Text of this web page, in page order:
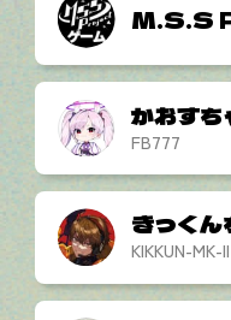
M.S.S
かおす
FB777
きっくん
KIKKUN-MK-II